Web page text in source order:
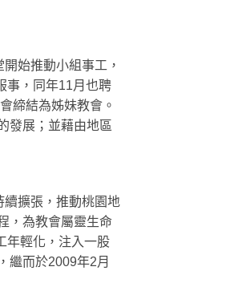
始推動小組事工，
事，同年11月也聘
締結為姊妹教會。
發展；並藉由地區
擴張，推動桃園地
，為教會屬靈生命
年輕化，注入一股
繼而於2009年2月